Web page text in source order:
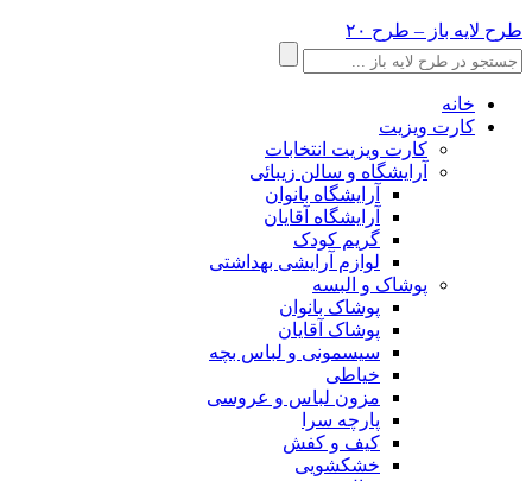
طرح لایه باز – طرح ۲۰
خانه
کارت ویزیت
کارت ویزیت انتخابات
آرایشگاه و سالن زیبائی
آرایشگاه بانوان
آرایشگاه آقایان
گریم کودک
لوازم آرایشی بهداشتی
پوشاک و البسه
پوشاک بانوان
پوشاک آقایان
سیسمونی و لباس بچه
خیاطی
مزون لباس و عروسی
پارچه سرا
کیف و کفش
خشکشویی